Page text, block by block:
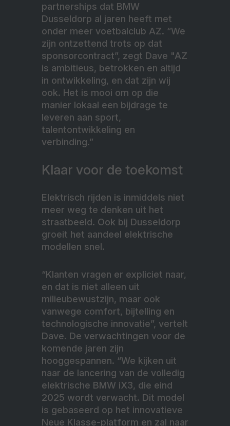
partnerships dat BMW
Dusseldorp al jaren heeft met
onder meer voetbalclub AZ. “We
zijn ontzettend trots op dat
sponsorcontract”, zegt Dave "AZ
is ambitieus, betrokken en altijd
in ontwikkeling, en dat zijn wij
ook. Het is mooi om op die
manier lokaal een bijdrage te
leveren aan sport,
talentontwikkeling en
verbinding.”
Klaar voor de toekomst
Elektrisch rijden is inmiddels niet
meer weg te denken uit het
straatbeeld. Ook bij Dusseldorp
groeit het aandeel elektrische
modellen snel.
“Klanten vragen er expliciet naar,
en dat is niet alleen uit
milieubewustzijn, maar ook
vanwege comfort, bijtelling en
technologische innovatie”, vertelt
Dave. De verwachtingen voor de
komende jaren zijn
hooggespannen. “We kijken uit
naar de lancering van de volledig
elektrische BMW iX3, die eind
2025 wordt verwacht. Dit model
is gebaseerd op het innovatieve
Neue Klasse-platform en zal naar